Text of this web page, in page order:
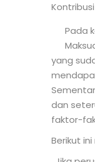
Pada
yang
dan
faktor-
Berikut